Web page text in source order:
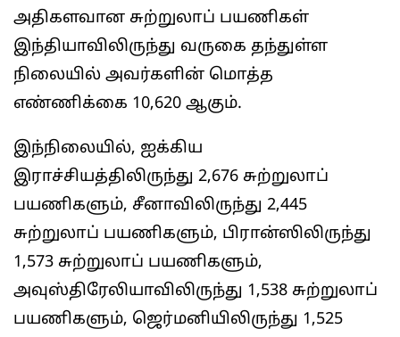
அதிகளவான சுற்றுலாப் பயணிகள்
இந்தியாவிலிருந்து வருகை தந்துள்ள
நிலையில் அவர்களின் மொத்த
எண்ணிக்கை 10,620 ஆகும்.
இந்நிலையில், ஐக்கிய
இராச்சியத்திலிருந்து 2,676 சுற்றுலாப்
பயணிகளும், சீனாவிலிருந்து 2,445
சுற்றுலாப் பயணிகளும், பிரான்ஸிலிருந்து
1,573 சுற்றுலாப் பயணிகளும்,
அவுஸ்திரேலியாவிலிருந்து 1,538 சுற்றுலாப்
பயணிகளும், ஜெர்மனியிலிருந்து 1,525